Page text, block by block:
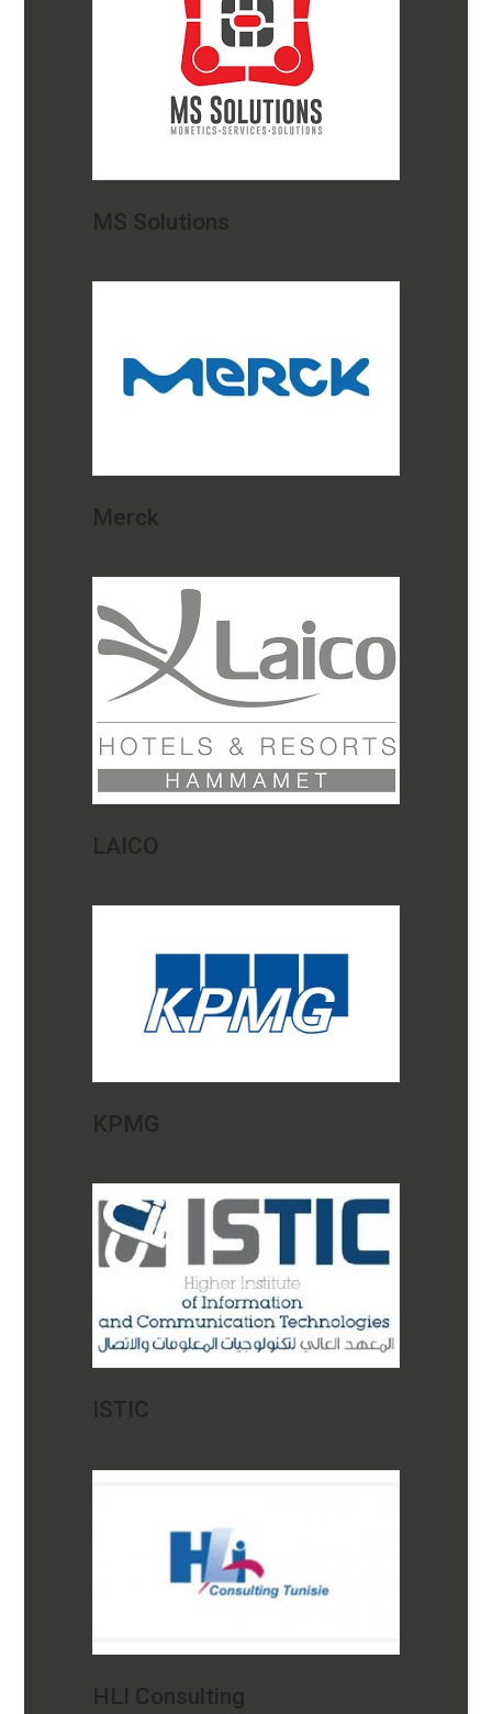
MS Solutions
Merck
LAICO
KPMG
ISTIC
HLI Consulting